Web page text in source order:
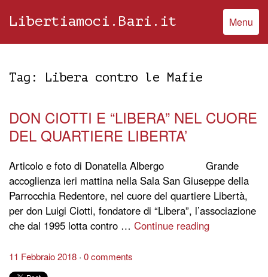
Libertiamoci.Bari.it Menu
Tag: Libera contro le Mafie
DON CIOTTI E “LIBERA” NEL CUORE
DEL QUARTIERE LIBERTA’
Articolo e foto di Donatella Albergo Grande
accoglienza ieri mattina nella Sala San Giuseppe della
Parrocchia Redentore, nel cuore del quartiere Libertà,
per don Luigi Ciotti, fondatore di “Libera”, l’associazione
che dal 1995 lotta contro … Continue reading
11 Febbraio 2018 0 comments